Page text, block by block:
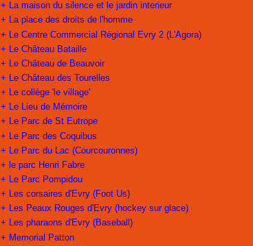
+ La maison du silence et le jardin interieur
+ La place des droits de l'homme
+ Le Centre Commercial Régional Evry 2 (L'Agora)
+ Le Château Bataille
+ Le Château de Beauvoir
+ Le Château des Tourelles
+ Le collège 'le village'
+ Le Lieu de Mémoire
+ Le Parc de St Eutrope
+ Le Parc des Coquibus
+ Le Parc du Lac (Courcouronnes)
+ le parc Henri Fabre
+ Le Parc Pompidou
+ Les corsaires d'Evry (Foot Us)
+ Les Peaux Rouges d'Evry (hockey sur glace)
+ Les pharaons d'Evry (Baseball)
+ Memorial Patton